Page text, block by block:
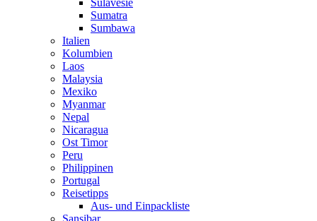
Sulavesie
Sumatra
Sumbawa
Italien
Kolumbien
Laos
Malaysia
Mexiko
Myanmar
Nepal
Nicaragua
Ost Timor
Peru
Philippinen
Portugal
Reisetipps
Aus- und Einpackliste